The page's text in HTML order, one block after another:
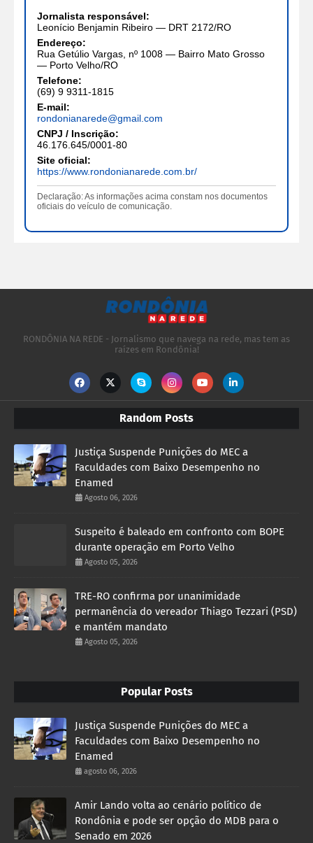
Jornalista responsável:
Leonício Benjamin Ribeiro — DRT 2172/RO
Endereço:
Rua Getúlio Vargas, nº 1008 — Bairro Mato Grosso
— Porto Velho/RO
Telefone:
(69) 9 9311-1815
E-mail:
rondonianarede@gmail.com
CNPJ / Inscrição:
46.176.645/0001-80
Site oficial:
https://www.rondonianarede.com.br/
Declaração: As informações acima constam nos documentos
oficiais do veículo de comunicação.
RONDÔNIA NA REDE - Jornalismo que navega na rede, mas tem as
raízes em Rondônia!
Random Posts
Justiça Suspende Punições do MEC a
Faculdades com Baixo Desempenho no
Enamed
Agosto 06, 2026
Suspeito é baleado em confronto com BOPE
durante operação em Porto Velho
Agosto 05, 2026
TRE-RO confirma por unanimidade
permanência do vereador Thiago Tezzari (PSD)
e mantém mandato
Agosto 05, 2026
Popular Posts
Justiça Suspende Punições do MEC a
Faculdades com Baixo Desempenho no
Enamed
agosto 06, 2026
Amir Lando volta ao cenário político de
Rondônia e pode ser opção do MDB para o
Senado em 2026